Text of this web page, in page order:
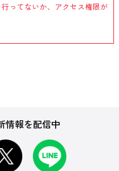
ってないか、アクセス権限が
情報を配信中